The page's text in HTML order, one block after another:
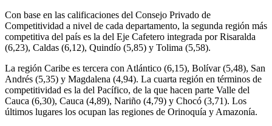
Con base en las calificaciones del Consejo Privado de
Competitividad a nivel de cada departamento, la segunda región más
competitiva del país es la del Eje Cafetero integrada por Risaralda
(6,23), Caldas (6,12), Quindío (5,85) y Tolima (5,58).
La región Caribe es tercera con Atlántico (6,15), Bolívar (5,48), San
Andrés (5,35) y Magdalena (4,94). La cuarta región en términos de
competitividad es la del Pacífico, de la que hacen parte Valle del
Cauca (6,30), Cauca (4,89), Nariño (4,79) y Chocó (3,71). Los
últimos lugares los ocupan las regiones de Orinoquía y Amazonía.